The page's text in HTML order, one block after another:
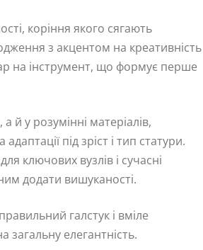
коріння якого сягають
з акцентом на креативність
на інструмент, що формує перше
й у розумінні матеріалів,
під зріст і тип статури.
ключових вузлів і сучасні
додати вишуканості.
галстук і вміле
елегантність.